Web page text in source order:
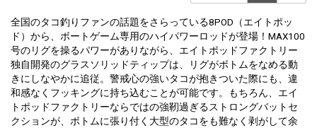
全国のタコ釣りファンの話題をさらっている8POD（エイトポッ
ド）から、ボートゲーム専用のハイパワーロッドが登場！MAX100
号のリグを操るパワーがありながら、エイトポッドファクトリー
独自開発のグラスソリッドティップは、リグがボトムをなめる動
きにしなやかに追従。警戒心の強いタコが抱きついた際にも、違
和感なくフッキングに持ち込むことが可能です。もちろん、エイ
トポッドファクトリーならではの強靭過ぎるストロングバットセ
クションが、ボトムに張り付く大型のタコをも難なく剥がして余